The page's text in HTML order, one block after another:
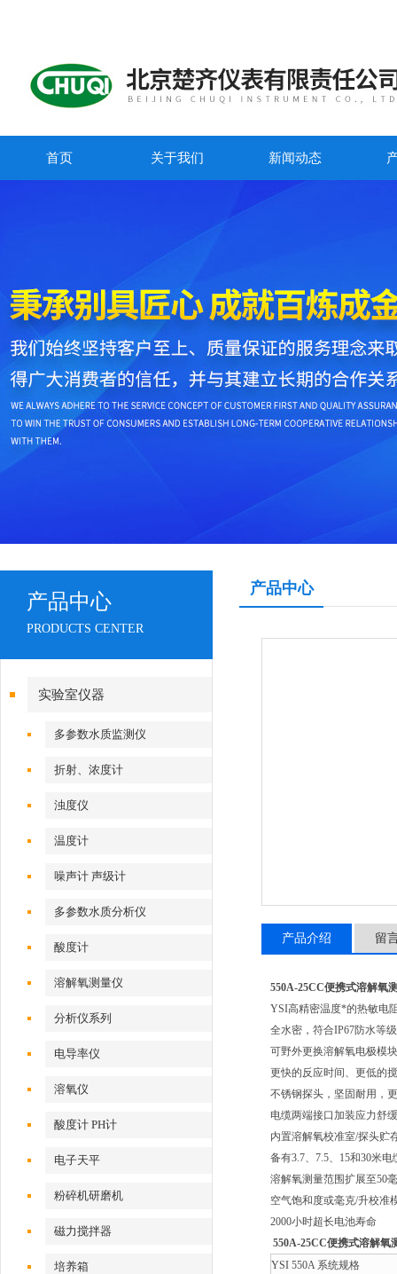
首页 关于我们 新闻动态
产品中心
PRODUCTS CENTER
实验室仪器
多参数水质监测仪
折射、浓度计
浊度仪
温度计
噪声计 声级计
多参数水质分析仪
酸度计
溶解氧测量仪
分析仪系列
电导率仪
溶氧仪
酸度计 PH计
电子天平
粉碎机研磨机
磁力搅拌器
培养箱
产品中心
产品介绍 留
550A-25CC便携式溶解氧
YSI高精密温度*的热敏电
全水密，符合IP67防水等级
可野外更换溶解氧电极模块
更快的反应时间、更低的
不锈钢探头，坚固耐用，
电缆两端接口加装应力舒
内置溶解氧校准室/探头贮
备有3.7、7.5、15和30米
溶解氧测量范围扩展至50
空气饱和度或毫克/升校准
2000小时超长电池寿命
550A-25CC便携式溶解氧
YSI 550A 系统规格